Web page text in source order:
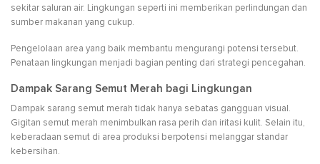
sekitar saluran air. Lingkungan seperti ini memberikan perlindungan dan
sumber makanan yang cukup.
Pengelolaan area yang baik membantu mengurangi potensi tersebut.
Penataan lingkungan menjadi bagian penting dari strategi pencegahan.
Dampak Sarang Semut Merah bagi Lingkungan
Dampak sarang semut merah tidak hanya sebatas gangguan visual.
Gigitan semut merah menimbulkan rasa perih dan iritasi kulit. Selain itu,
keberadaan semut di area produksi berpotensi melanggar standar
kebersihan.